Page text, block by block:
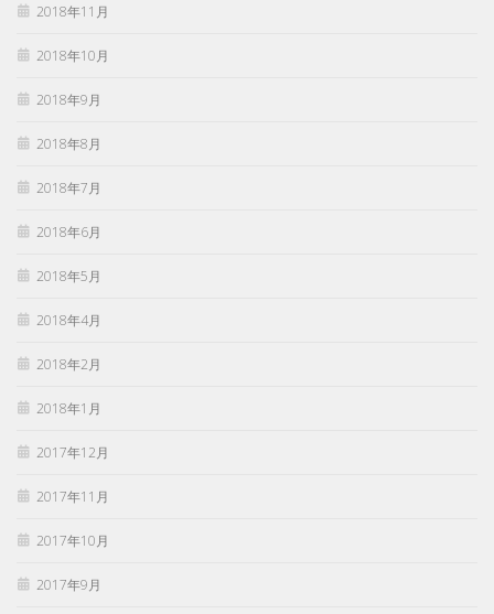
2018年11月
2018年10月
2018年9月
2018年8月
2018年7月
2018年6月
2018年5月
2018年4月
2018年2月
2018年1月
2017年12月
2017年11月
2017年10月
2017年9月